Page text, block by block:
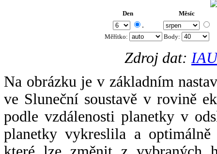
Den Měsíc
.
Měřítko: Body:
Zdroj dat:
Na obrázku je v základním
ve Sluneční soustavě v rovině
podle vzdálenosti planetky v
planetky vykreslila a